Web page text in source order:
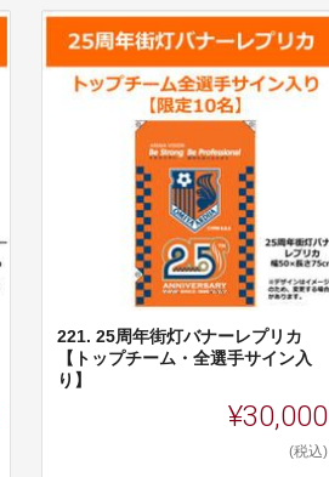
221. 25周年街灯バナーレプリカ
【トップチーム・全選手サイン入
り】
¥30,000
(税込)